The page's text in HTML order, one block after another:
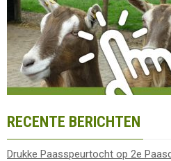
RECENTE BERICHTEN
Drukke Paasspeurtocht op 2e